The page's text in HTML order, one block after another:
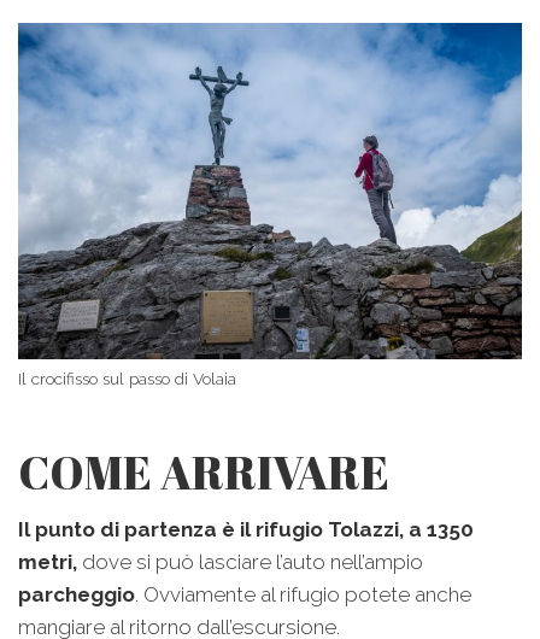
Il crocifisso sul passo di Volaia
COME ARRIVARE
Il punto di partenza è il rifugio Tolazzi, a 1350
metri, dove si può lasciare l’auto nell’ampio
parcheggio. Ovviamente al rifugio potete anche
mangiare al ritorno dall’escursione.